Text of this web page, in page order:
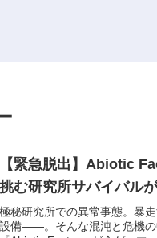
【緊急脱出】Abiotic
挑む研究所サバイバル
極秘研究所での異常事態。暴
設備――。そんな混沌と危機の